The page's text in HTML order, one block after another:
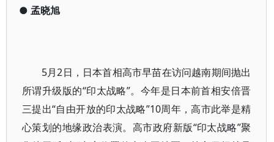
● 孟晓旭
5月2日，日本首相高市早苗在访问越南期间抛出
所谓升级版的“印太战略”。今年是日本前首相安倍晋
三提出“自由开放的印太战略”10周年，高市此举是精
心策划的地缘政治表演。高市政府新版“印太战略”聚